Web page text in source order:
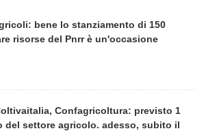
bene lo stanziamento di 150
risorse del Pnrr è un'occasione
Confagricoltura: previsto 1
del settore agricolo. adesso, subito il